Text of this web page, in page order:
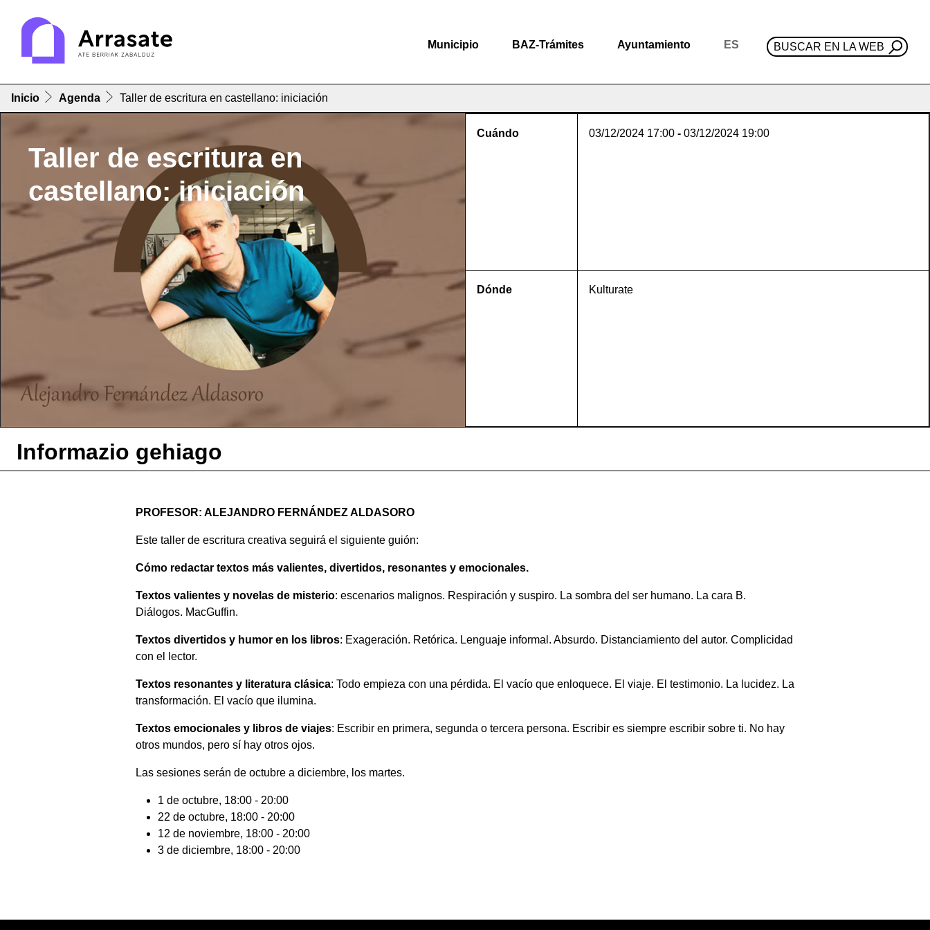
Municipio BAZ-Trámites Ayuntamiento ES BUSCAR EN LA WEB
Inicio Agenda Taller de escritura en castellano: iniciación
Taller de escritura en
castellano: iniciación
Cuándo 03/12/2024 17:00 - 03/12/2024 19:00
Dónde Kulturate
Informazio gehiago
PROFESOR: ALEJANDRO FERNÁNDEZ ALDASORO
Este taller de escritura creativa seguirá el siguiente guión:
Cómo redactar textos más valientes, divertidos, resonantes y emocionales.
Textos valientes y novelas de misterio: escenarios malignos. Respiración y suspiro. La sombra del ser humano. La cara B.
Diálogos. MacGuffin.
Textos divertidos y humor en los libros: Exageración. Retórica. Lenguaje informal. Absurdo. Distanciamiento del autor. Complicidad
con el lector.
Textos resonantes y literatura clásica: Todo empieza con una pérdida. El vacío que enloquece. El viaje. El testimonio. La lucidez. La
transformación. El vacío que ilumina.
Textos emocionales y libros de viajes: Escribir en primera, segunda o tercera persona. Escribir es siempre escribir sobre ti. No hay
otros mundos, pero sí hay otros ojos.
Las sesiones serán de octubre a diciembre, los martes.
1 de octubre, 18:00 - 20:00
22 de octubre, 18:00 - 20:00
12 de noviembre, 18:00 - 20:00
3 de diciembre, 18:00 - 20:00